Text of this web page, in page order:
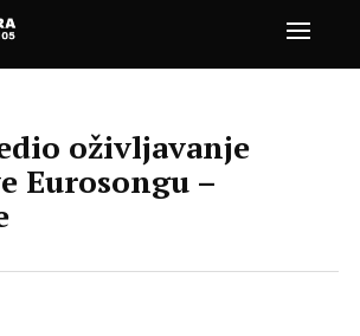
oživljavanje
Eurosongu –